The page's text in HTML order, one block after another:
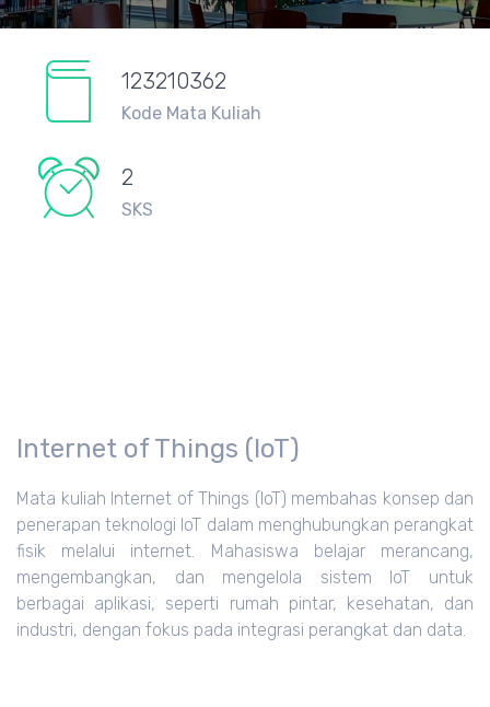
123210362
Kode Mata Kuliah
2
SKS
Internet of Things (IoT)
Mata kuliah Internet of Things (IoT) membahas konsep dan
penerapan teknologi IoT dalam menghubungkan perangkat
fisik melalui internet. Mahasiswa belajar merancang,
mengembangkan, dan mengelola sistem IoT untuk
berbagai aplikasi, seperti rumah pintar, kesehatan, dan
industri, dengan fokus pada integrasi perangkat dan data.